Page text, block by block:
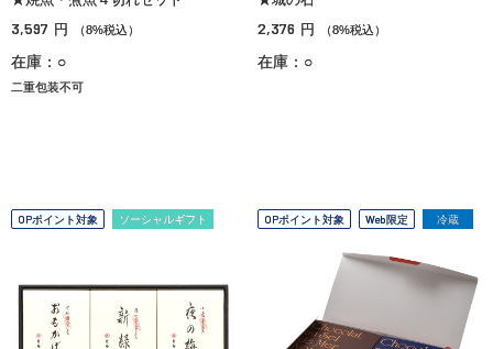
3,597 円 （8%税込）
在庫：○
二重包装不可
2,376 円 （8%税込）
在庫：○
OPポイント対象 ソーシャルギフト OPポイント対象 Web限定 冷蔵